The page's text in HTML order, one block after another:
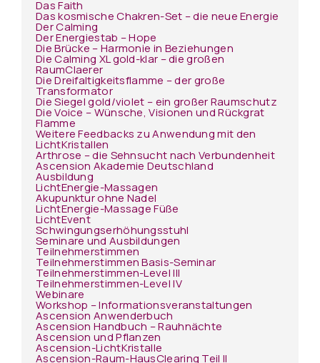
Das Faith
Das kosmische Chakren-Set – die neue Energie
Der Calming
Der Energiestab – Hope
Die Brücke – Harmonie in Beziehungen
Die Calming XL gold-klar – die großen
RaumClaerer
Die Dreifaltigkeitsflamme – der große
Transformator
Die Siegel gold/violet – ein großer Raumschutz
Die Voice – Wünsche, Visionen und Rückgrat
Flamme
Weitere Feedbacks zu Anwendung mit den
LichtKristallen
Arthrose – die Sehnsucht nach Verbundenheit
Ascension Akademie Deutschland
Ausbildung
LichtEnergie-Massagen
Akupunktur ohne Nadel
LichtEnergie-Massage Füße
LichtEvent
Schwingungserhöhungsstuhl
Seminare und Ausbildungen
Teilnehmerstimmen
Teilnehmerstimmen Basis-Seminar
Teilnehmerstimmen-Level III
Teilnehmerstimmen-Level IV
Webinare
Workshop – Informationsveranstaltungen
Ascension Anwenderbuch
Ascension Handbuch – Rauhnächte
Ascension und Pflanzen
Ascension-LichtKristalle
Ascension-Raum-HausClearing Teil II